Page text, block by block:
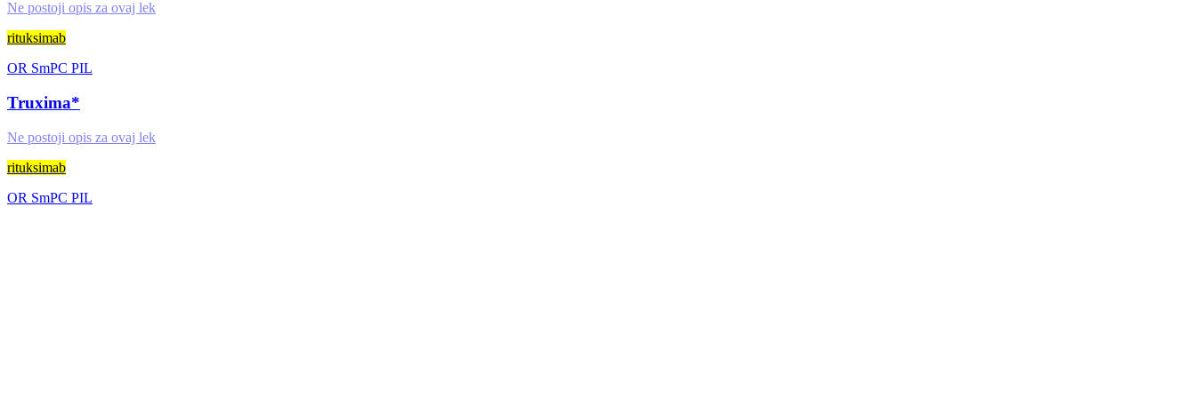
Ne postoji opis za ovaj lek
rituksimab
OR SmPC PIL
Truxima*
Ne postoji opis za ovaj lek
rituksimab
OR SmPC PIL